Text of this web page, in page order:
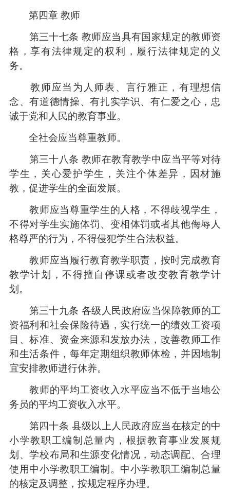
第四章 教师
第三十七条 教师应当具有国家规定的教师资
格，享有法律规定的权利，履行法律规定的义
务。
教师应当为人师表、言行雅正，有理想信
念、有道德情操、有扎实学识、有仁爱之心，忠
诚于党和人民的教育事业。
全社会应当尊重教师。
第三十八条 教师在教育教学中应当平等对待
学生，关心爱护学生，关注个体差异，因材施
教，促进学生的全面发展。
教师应当尊重学生的人格，不得歧视学生，
不得对学生实施体罚、变相体罚或者其他侮辱人
格尊严的行为，不得侵犯学生合法权益。
教师应当履行教育教学职责，按时完成教育
教学计划，不得擅自停课或者改变教育教学计
划。
第三十九条 各级人民政府应当保障教师的工
资福利和社会保险待遇，实行统一的绩效工资项
目、标准、资金来源和发放办法，改善教师工作
和生活条件，每年定期组织教师体检，并因地制
宜安排教师进行休养。
教师的平均工资收入水平应当不低于当地公
务员的平均工资收入水平。
第四十条 县级以上人民政府应当在核定的中
小学教职工编制总量内，根据教育事业发展规
划、学校布局和生源变化情况，动态调配、合理
使用中小学教职工编制。中小学教职工编制总量
的核定及调整，按规定程序办理。